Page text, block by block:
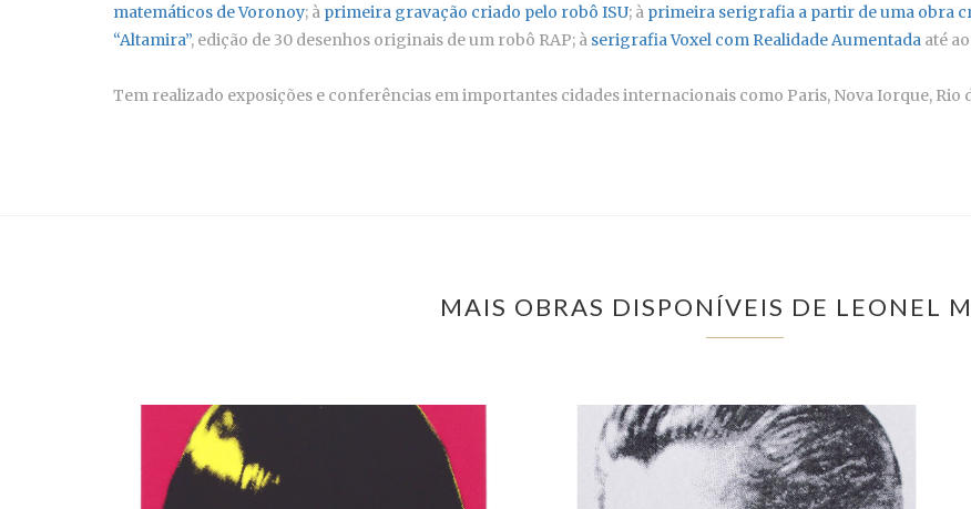
matemáticos de Voronoy; à primeira gravação criado pelo robô ISU; à primeira serigrafia a partir de uma obra
“Altamira”, edição de 30 desenhos originais de um robô RAP; à serigrafia Voxel com Realidade Aumentada até
Tem realizado exposições e conferências em importantes cidades internacionais como Paris, Nova Iorque, Rio
MAIS OBRAS DISPONÍVEIS DE LEONEL